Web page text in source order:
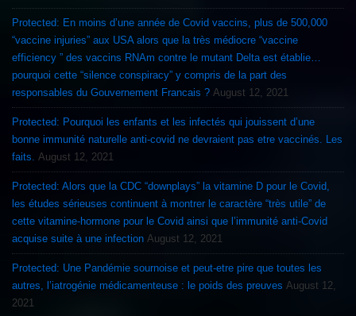
Protected: En moins d’une année de Covid vaccins, plus de 500,000
“vaccine injuries” aux USA alors que la très médiocre “vaccine
efficiency ” des vaccins RNAm contre le mutant Delta est établie…
pourquoi cette “silence conspiracy” y compris de la part des
responsables du Gouvernement Francais ? August 12, 2021
Protected: Pourquoi les enfants et les infectés qui jouissent d’une
bonne immunité naturelle anti-covid ne devraient pas etre vaccinés. Les
faits.
August 12, 2021
Protected: Alors que la CDC “downplays” la vitamine D pour le Covid,
les études sérieuses continuent à montrer le caractère “très utile” de
cette vitamine-hormone pour le Covid ainsi que l’immunité anti-Covid
acquise suite à une infection August 12, 2021
Protected: Une Pandémie sournoise et peut-etre pire que toutes les
autres, l’iatrogénie médicamenteuse : le poids des preuves August 12,
2021